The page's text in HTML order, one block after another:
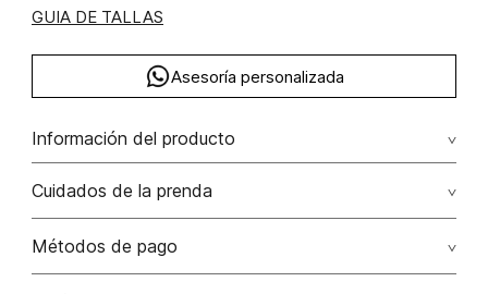
GUIA DE TALLAS
Asesoría personalizada
Información del producto
acetato 90% elastano 10% 90.00% acetato/acetate10.00%
elastano/elastane
Cuidados de la prenda
Lavado profesional en seco los tonos oscuros sueltan
Métodos de pago